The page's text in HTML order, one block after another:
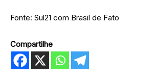
Fonte: Sul21 com Brasil de Fato
Compartilhe